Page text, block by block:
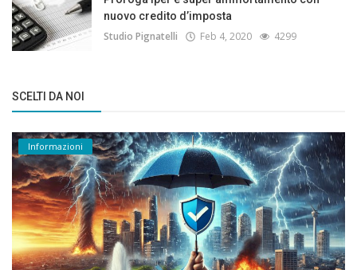
nuovo credito d’imposta
Studio Pignatelli Feb 4, 2020 4299
SCELTI DA NOI
Informazioni